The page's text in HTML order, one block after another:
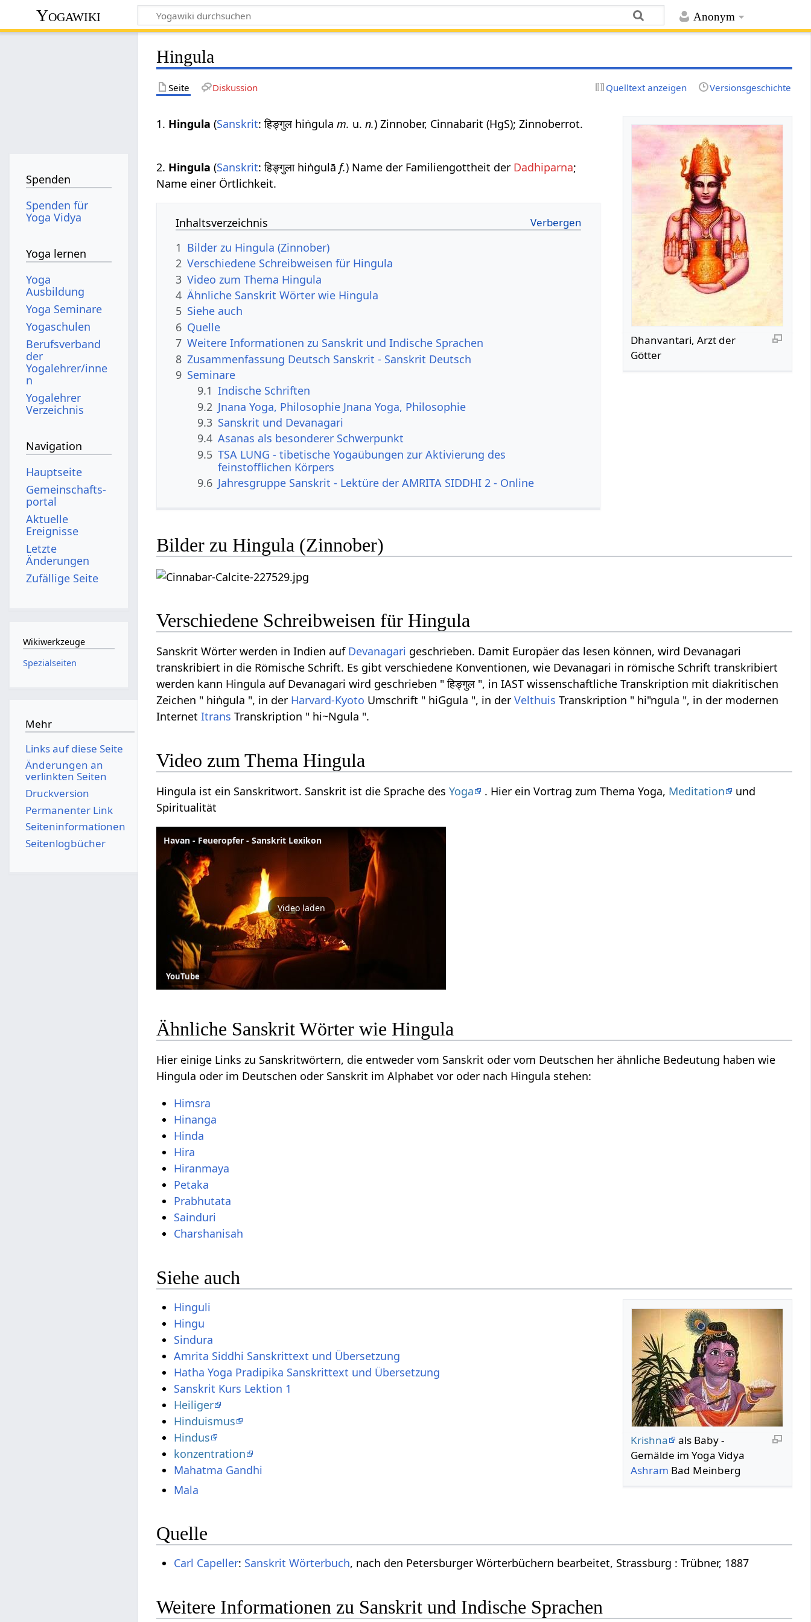
Anonym
Yogawiki
Hingula
Seite Diskussion Quelltext anzeigen Versionsgeschichte
Dhanvantari, Arzt der
Götter
1. Hingula (Sanskrit: हिङ्गुल hiṅgulam. u.n.) Zinnober, Cinnabarit (HgS); Zinnoberrot.
2. Hingula (Sanskrit: हिङ्गुला hiṅgulā f.) Name der Familiengottheit der Dadhiparna;
Name einer Örtlichkeit.
Inhaltsverzeichnis
1 Bilder zu Hingula (Zinnober)
2 Verschiedene Schreibweisen für Hingula
3 Video zum Thema Hingula
4 Ähnliche Sanskrit Wörter wie Hingula
5 Siehe auch
6 Quelle
7 Weitere Informationen zu Sanskrit und Indische Sprachen
8 Zusammenfassung Deutsch Sanskrit - Sanskrit Deutsch
9 Seminare
9.1 Indische Schriften
9.2 Jnana Yoga, Philosophie Jnana Yoga, Philosophie
9.3 Sanskrit und Devanagari
9.4 Asanas als besonderer Schwerpunkt
9.5 TSA LUNG - tibetische Yogaübungen zur Aktivierung des
feinstofflichen Körpers
9.6 Jahresgruppe Sanskrit - Lektüre der AMRITA SIDDHI 2 - Online
Bilder zu Hingula (Zinnober)
Verschiedene Schreibweisen für Hingula
Sanskrit Wörter werden in Indien auf Devanagari geschrieben. Damit Europäer das lesen können, wird Devanagari
transkribiert in die Römische Schrift. Es gibt verschiedene Konventionen, wie Devanagari in römische Schrift transkribiert
werden kann Hingula auf Devanagari wird geschrieben " हिङ्गुल ", in IAST wissenschaftliche Transkription mit diakritischen
Zeichen " hiṅgula ", in der Harvard-Kyoto Umschrift " hiGgula ", in derVelthuis Transkription " hi"ngula ", in der modernen
InternetItrans Transkription " hi~Ngula ".
Video zum Thema Hingula
Hingula ist ein Sanskritwort. Sanskrit ist die Sprache desYoga . Hier ein Vortrag zum Thema Yoga, Meditation
und
Spiritualität
Havan - Feueropfer - Sanskrit Lexikon
Video laden
YouTube
Ähnliche Sanskrit Wörter wie Hingula
Hier einige Links zu Sanskritwörtern, die entweder vom Sanskrit oder vom Deutschen her ähnliche Bedeutung haben wie
Hingula oder im Deutschen oder Sanskrit im Alphabet vor oder nach Hingula stehen:
Himsra
Hinanga
Hinda
Hira
Hiranmaya
Petaka
Prabhutata
Sainduri
Charshanisah
Siehe auch
Krishna
als Baby -
Gemälde im Yoga Vidya
Ashram Bad Meinberg
Hinguli
Hingu
Sindura
Amrita Siddhi Sanskrittext und Übersetzung
Hatha Yoga Pradipika Sanskrittext und Übersetzung
Sanskrit Kurs Lektion 1
Heiliger
Hinduismus
Hindus
konzentration
Mahatma Gandhi
Mala
Quelle
Carl Capeller: Sanskrit Wörterbuch, nach den Petersburger Wörterbüchern bearbeitet, Strassburg : Trübner, 1887
Weitere Informationen zu Sanskrit und Indische Sprachen
Spenden
Spenden für
Yoga Vidya
Yoga lernen
Yoga
Ausbildung
Yoga Seminare
Yogaschulen
Berufsverband
der
Yogalehrer/inne
n
Yogalehrer
Verzeichnis
Navigation
Hauptseite
Gemeinschafts­
portal
Aktuelle
Ereignisse
Letzte
Änderungen
Zufällige Seite
Wikiwerkzeuge
Spezialseiten
Mehr
Links auf diese Seite
Änderungen an
verlinkten Seiten
Druckversion
Permanenter Link
Seiten­­informationen
Seitenlogbücher